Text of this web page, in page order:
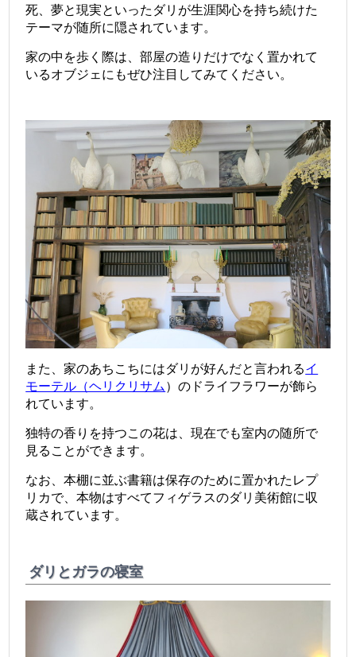
死、夢と現実といったダリが生涯関心を持ち続けた
テーマが随所に隠されています。
家の中を歩く際は、部屋の造りだけでなく置かれて
いるオブジェにもぜひ注目してみてください。
また、家のあちこちにはダリが好んだと言われるイ
モーテル（ヘリクリサム）のドライフラワーが飾ら
れています。
独特の香りを持つこの花は、現在でも室内の随所で
見ることができます。
なお、本棚に並ぶ書籍は保存のために置かれたレプ
リカで、本物はすべてフィゲラスのダリ美術館に収
蔵されています。
ダリとガラの寝室